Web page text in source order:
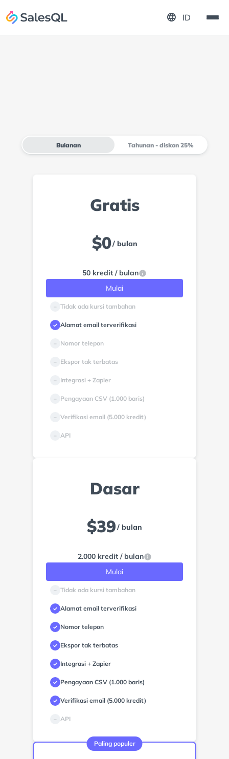
language ID
Bulanan Tahunan - diskon 25%
Gratis
$0/ bulan
50 kredit / bulan
Mulai
– Tidak ada kursi tambahan
✓ Alamat email terverifikasi
– Nomor telepon
– Ekspor tak terbatas
– Integrasi + Zapier
– Pengayaan CSV (1.000 baris)
– Verifikasi email (5.000 kredit)
– API
Dasar
$39/ bulan
2.000 kredit / bulan
Mulai
– Tidak ada kursi tambahan
✓ Alamat email terverifikasi
✓ Nomor telepon
✓ Ekspor tak terbatas
✓ Integrasi + Zapier
✓ Pengayaan CSV (1.000 baris)
✓ Verifikasi email (5.000 kredit)
– API
Paling populer